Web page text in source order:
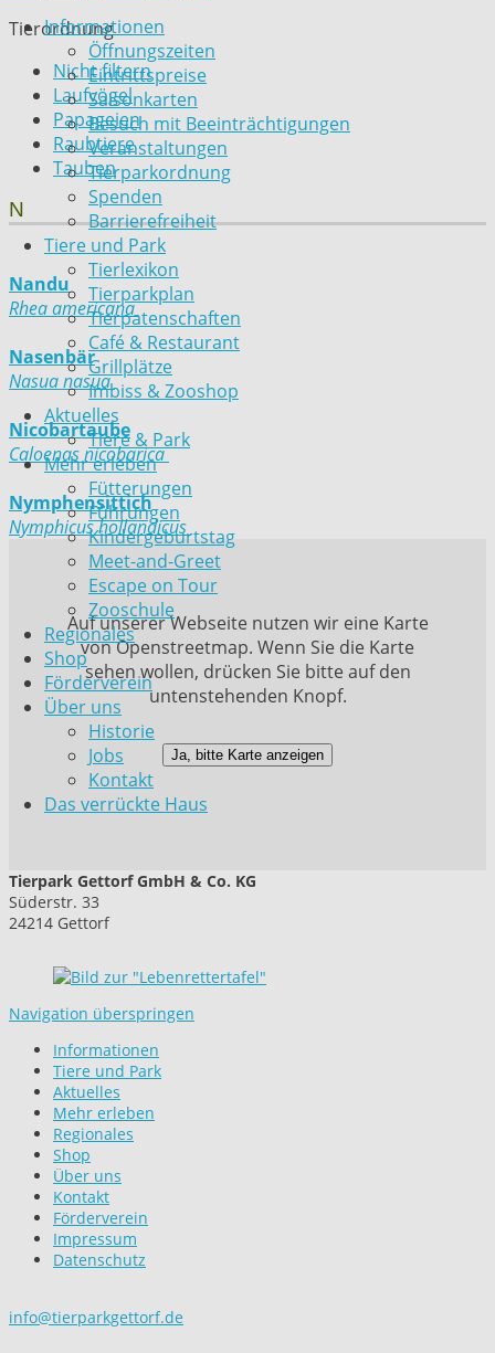
Informationen
Öffnungszeiten
Eintrittspreise
Saisonkarten
Besuch mit Beeinträchtigungen
Veranstaltungen
Tierparkordnung
Spenden
Barrierefreiheit
Tiere und Park
Tierlexikon
Tierparkplan
Tierpatenschaften
Café & Restaurant
Grillplätze
Imbiss & Zooshop
Aktuelles
Tiere & Park
Mehr erleben
Fütterungen
Führungen
Kindergeburtstag
Meet-and-Greet
Escape on Tour
Zooschule
Regionales
Shop
Förderverein
Über uns
Historie
Jobs
Kontakt
Das verrückte Haus
Tierordnung
Nicht filtern
Laufvögel
Papageien
Raubtiere
Tauben
N
Nandu
Rhea americana
Nasenbär
Nasua nasua
Nicobartaube
Caloenas nicobarica
Nymphensittich
Nymphicus hollandicus
Auf unserer Webseite nutzen wir eine Karte
von Openstreetmap. Wenn Sie die Karte
sehen wollen, drücken Sie bitte auf den
untenstehenden Knopf.
Ja, bitte Karte anzeigen
Tierpark Gettorf GmbH & Co. KG
Süderstr. 33
24214 Gettorf
Navigation überspringen
Informationen
Tiere und Park
Aktuelles
Mehr erleben
Regionales
Shop
Über uns
Kontakt
Förderverein
Impressum
Datenschutz
info@tierparkgettorf.de